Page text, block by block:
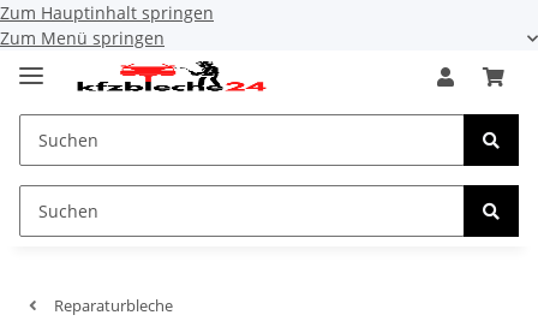
Zum Hauptinhalt springen
Zum Menü springen
Reparaturbleche